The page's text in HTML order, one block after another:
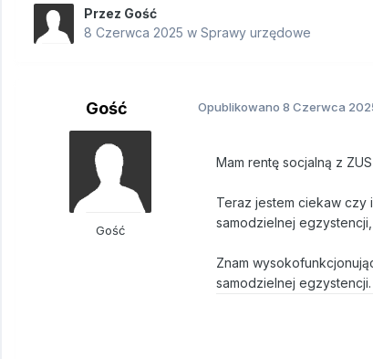
Przez Gość
8 Czerwca 2025 w Sprawy urzędowe
Gość
Gość
Opublikowano 8 Czerwca
Mam rentę socjalną z
Teraz jestem ciekaw
samodzielnej
Znam
samodzielnej